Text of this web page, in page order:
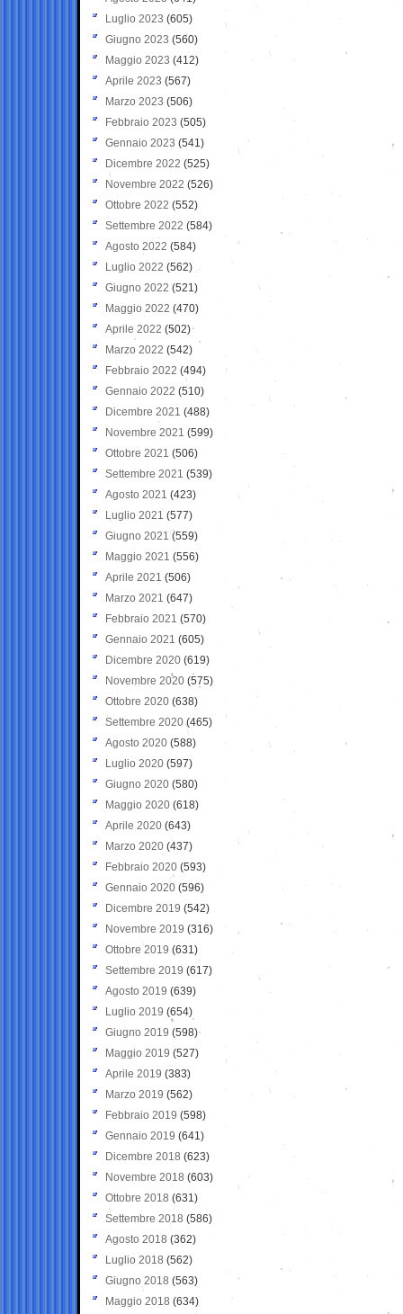
Luglio 2023 (605)
Giugno 2023 (560)
Maggio 2023 (412)
Aprile 2023 (567)
Marzo 2023 (506)
Febbraio 2023 (505)
Gennaio 2023 (541)
Dicembre 2022 (525)
Novembre 2022 (526)
Ottobre 2022 (552)
Settembre 2022 (584)
Agosto 2022 (584)
Luglio 2022 (562)
Giugno 2022 (521)
Maggio 2022 (470)
Aprile 2022 (502)
Marzo 2022 (542)
Febbraio 2022 (494)
Gennaio 2022 (510)
Dicembre 2021 (488)
Novembre 2021 (599)
Ottobre 2021 (506)
Settembre 2021 (539)
Agosto 2021 (423)
Luglio 2021 (577)
Giugno 2021(559)
Maggio 2021 (556)
Aprile 2021 (506)
Marzo 2021 (647)
Febbraio 2021 (570)
Gennaio 2021 (605)
Dicembre 2020 (619)
Novembre 2020 (575)
Ottobre 2020 (638)
Settembre 2020(465)
Agosto 2020 (588)
Luglio 2020 (597)
Giugno 2020 (580)
Maggio 2020 (618)
Aprile 2020 (643)
Marzo 2020 (437)
Febbraio 2020 (593)
Gennaio 2020 (596)
Dicembre 2019 (542)
Novembre 2019 (316)
Ottobre 2019 (631)
Settembre 2019 (617)
Agosto 2019 (639)
Luglio 2019 (654)
Giugno 2019 (598)
Maggio 2019 (527)
Aprile 2019 (383)
Marzo 2019 (562)
Febbraio 2019 (598)
Gennaio 2019 (641)
Dicembre 2018 (623)
Novembre 2018 (603)
Ottobre 2018 (631)
Settembre 2018 (586)
Agosto 2018 (362)
Luglio 2018 (562)
Giugno 2018 (563)
Maggio 2018 (634)